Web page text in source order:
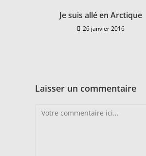
Je suis allé en Arctique
26 janvier 2016
Laisser un commentaire
Comment